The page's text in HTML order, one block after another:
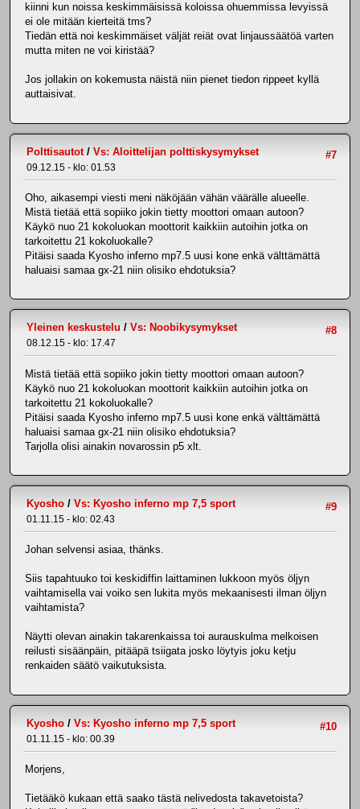
kiinni kun noissa keskimmäisissä koloissa ohuemmissa levyissä
ei ole mitään kierteitä tms?
Tiedän että noi keskimmäiset väljät reiät ovat linjaussäätöä varten
mutta miten ne voi kiristää?
Jos jollakin on kokemusta näistä niin pienet tiedon rippeet kyllä
auttaisivat.
#7
Polttisautot/ Vs: Aloittelijan polttiskysymykset
09.12.15 - klo: 01.53
Oho, aikasempi viesti meni näköjään vähän väärälle alueelle.
Mistä tietää että sopiiko jokin tietty moottori omaan autoon?
Käykö nuo 21 kokoluokan moottorit kaikkiin autoihin jotka on
tarkoitettu 21 kokoluokalle?
Pitäisi saada Kyosho inferno mp7.5 uusi kone enkä välttämättä
haluaisi samaa gx-21 niin olisiko ehdotuksia?
#8
Yleinen keskustelu / Vs: Noobikysymykset
08.12.15 - klo: 17.47
Mistä tietää että sopiiko jokin tietty moottori omaan autoon?
Käykö nuo 21 kokoluokan moottorit kaikkiin autoihin jotka on
tarkoitettu 21 kokoluokalle?
Pitäisi saada Kyosho inferno mp7.5 uusi kone enkä välttämättä
haluaisi samaa gx-21 niin olisiko ehdotuksia?
Tarjolla olisi ainakin novarossin p5 xlt.
#9
Kyosho / Vs: Kyosho inferno mp 7,5 sport
01.11.15 - klo: 02.43
Johan selvensi asiaa, thänks.
Siis tapahtuuko toi keskidiffin laittaminen lukkoon myös öljyn
vaihtamisella vai voiko sen lukita myös mekaanisesti ilman öljyn
vaihtamista?
Näytti olevan ainakin takarenkaissa toi aurauskulma melkoisen
reilusti sisäänpäin, pitääpä tsiigata josko löytyis joku ketju
renkaiden säätö vaikutuksista.
#10
Kyosho / Vs: Kyosho inferno mp 7,5 sport
01.11.15 - klo: 00.39
Morjens,
Tietääkö kukaan että saako tästä nelivedosta takavetoista?